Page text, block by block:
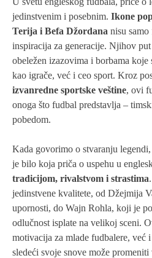
jedinstvenim i posebnim. Ikone
Terija i Befa Džordana nisu
inspiracija za generacije. Njihov
obeležen izazovima i borbama
kao igrače, već i ceo sport. Kroz
izvanredne sportske veštine, ovi
onoga što fudbal predstavlja –
pobedom.
Kada govorimo o stvaranju
je bilo koja priča o uspehu u
tradicijom, rivalstvom i strastima
jedinstvene kvalitete, od Džejmija
upornosti, do Wajn Rohla, koji je
odlučnost isplate na velikoj sceni.
motivacija za mlade fudbalere, već
sledeći svoje snove može promeniti